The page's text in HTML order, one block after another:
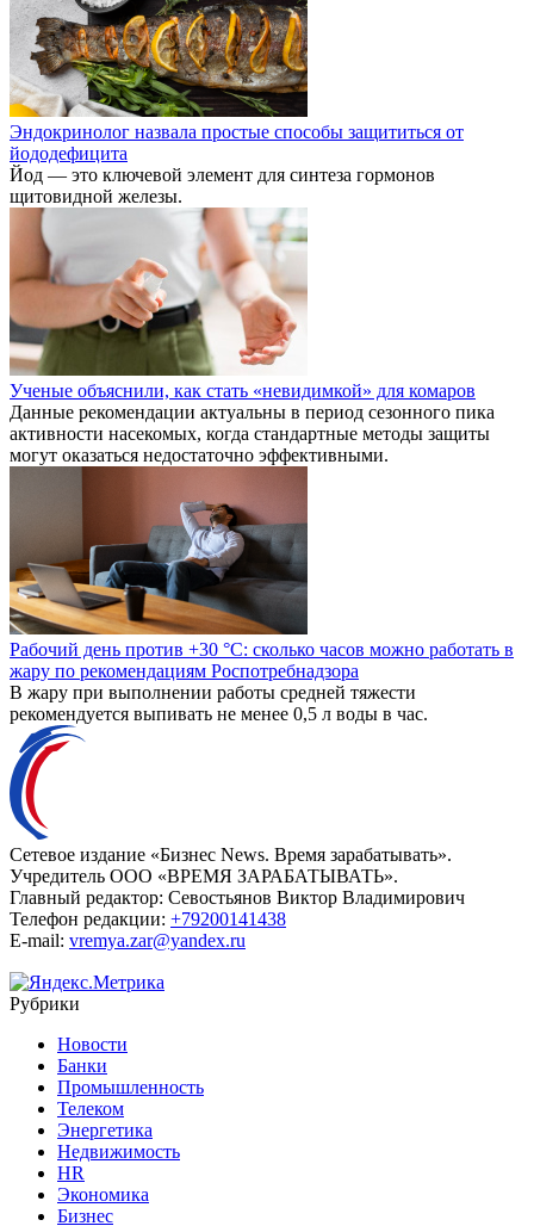
Эндокринолог назвала простые способы защититься от
йододефицита
Йод — это ключевой элемент для синтеза гормонов
щитовидной железы.
Ученые объяснили, как стать «невидимкой» для комаров
Данные рекомендации актуальны в период сезонного пика
активности насекомых, когда стандартные методы защиты
могут оказаться недостаточно эффективными.
Рабочий день против +30 °C: сколько часов можно работать в
жару по рекомендациям Роспотребнадзора
В жару при выполнении работы средней тяжести
рекомендуется выпивать не менее 0,5 л воды в час.
Сетевое издание «Бизнес News. Время зарабатывать».
Учредитель ООО «ВРЕМЯ ЗАРАБАТЫВАТЬ».
Главный редактор: Севостьянов Виктор Владимирович
Телефон редакции: +79200141438
E-mail: vremya.zar@yandex.ru
Рубрики
Новости
Банки
Промышленность
Телеком
Энергетика
Недвижимость
HR
Экономика
Бизнес